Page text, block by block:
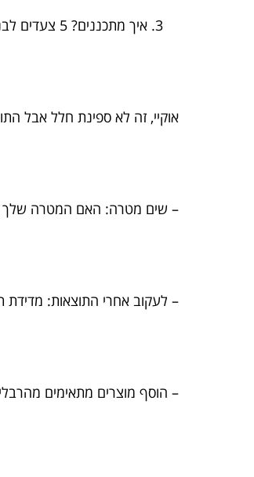
איך מתכננים? 5 צעדים לבניית תוכנית תזונה מגניבה במיוחד
אוקיי, זה לא ספינת חלל אבל
– שים מטרה: האם המטרה שלך
– לעקוב אחרי התוצאות:
– הוסף מוצרים מתאימים